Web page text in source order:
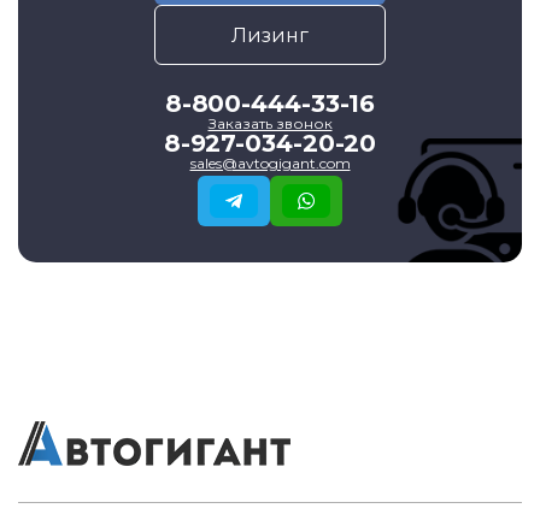
Лизинг
8-800-444-33-16
Заказать звонок
8-927-034-20-20
sales@avtogigant.com